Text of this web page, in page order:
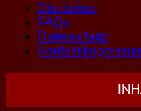
Disclaimer
FAQs
Datenschutz
Kontakt/